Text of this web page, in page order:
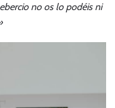
no os lo podéis ni